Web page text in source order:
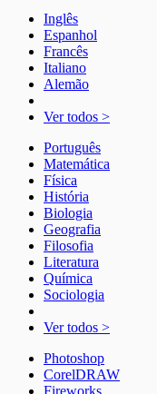
Inglês
Espanhol
Francês
Italiano
Alemão
Ver todos >
Português
Matemática
Física
História
Biologia
Geografia
Filosofia
Literatura
Química
Sociologia
Ver todos >
Photoshop
CorelDRAW
Fireworks